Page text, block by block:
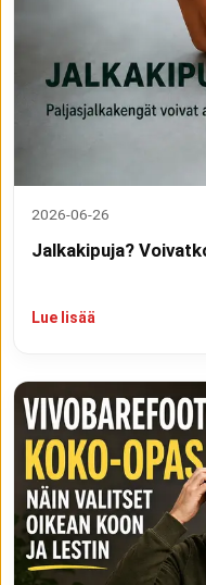
2026-06-26
Jalkakipuja?
Lue lisää